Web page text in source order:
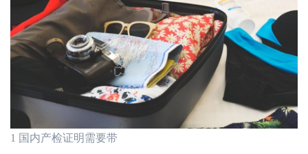
1 国内产检证明需要带